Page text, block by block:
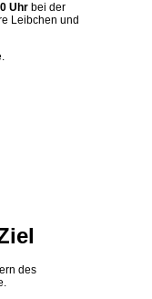
Uhr bei der
Leibchen und
des